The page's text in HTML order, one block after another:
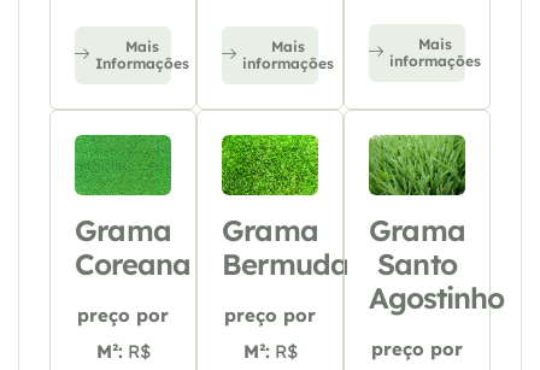
Mais
Informações
Mais
informações
Mais
informações
Grama
Coreana
preço por
M²: R$
Grama
Bermuda
preço por
M²: R$
Grama
Santo
Agostinho
preço por